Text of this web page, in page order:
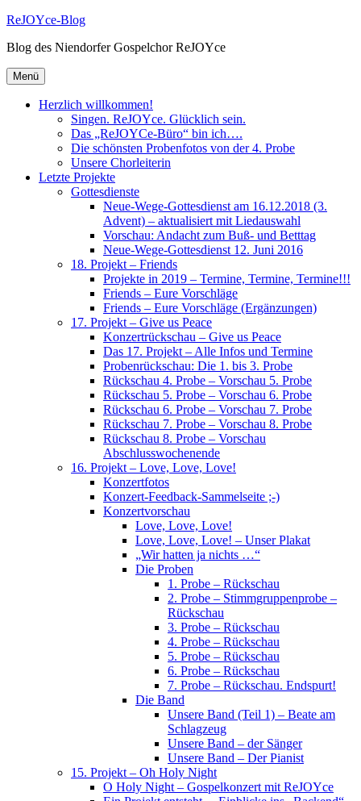
ReJOYce-Blog
Blog des Niendorfer Gospelchor ReJOYce
Menü
Herzlich willkommen!
Singen. ReJOYce. Glücklich sein.
Das „ReJOYCe-Büro“ bin ich….
Die schönsten Probenfotos von der 4. Probe
Unsere Chorleiterin
Letzte Projekte
Gottesdienste
Neue-Wege-Gottesdienst am 16.12.2018 (3.
Advent) – aktualisiert mit Liedauswahl
Vorschau: Andacht zum Buß- und Betttag
Neue-Wege-Gottesdienst 12. Juni 2016
18. Projekt – Friends
Projekte in 2019 – Termine, Termine, Termine!!!
Friends – Eure Vorschläge
Friends – Eure Vorschläge (Ergänzungen)
17. Projekt – Give us Peace
Konzertrückschau – Give us Peace
Das 17. Projekt – Alle Infos und Termine
Probenrückschau: Die 1. bis 3. Probe
Rückschau 4. Probe – Vorschau 5. Probe
Rückschau 5. Probe – Vorschau 6. Probe
Rückschau 6. Probe – Vorschau 7. Probe
Rückschau 7. Probe – Vorschau 8. Probe
Rückschau 8. Probe – Vorschau
Abschlusswochenende
16. Projekt – Love, Love, Love!
Konzertfotos
Konzert-Feedback-Sammelseite ;-)
Konzertvorschau
Love, Love, Love!
Love, Love, Love! – Unser Plakat
„Wir hatten ja nichts …“
Die Proben
1. Probe – Rückschau
2. Probe – Stimmgruppenprobe –
Rückschau
3. Probe – Rückschau
4. Probe – Rückschau
5. Probe – Rückschau
6. Probe – Rückschau
7. Probe – Rückschau. Endspurt!
Die Band
Unsere Band (Teil 1) – Beate am
Schlagzeug
Unsere Band – der Sänger
Unsere Band – Der Pianist
15. Projekt – Oh Holy Night
O Holy Night – Gospelkonzert mit ReJOYce